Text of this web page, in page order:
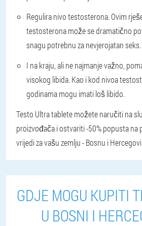
Regulira nivo testosterona. Ovim
testosterona može se dramatično
snagu potrebnu za nevjerojatan seks.
I na kraju, ali ne najmanje važno,
visokog libida. Kao i kod nivoa
godinama mogu imati loš libido.
Testo Ultra tablete možete naručiti na
proizvođača i ostvariti -50% popusta na
vrijedi za vašu zemlju - Bosnu i
GDJE MOGU KUPITI
U BOSNI I